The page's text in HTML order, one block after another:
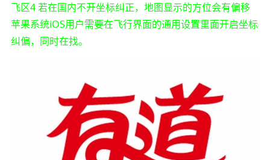
飞区4 若在国内不开坐标纠正，地图显示的方位会有偏移
苹果系统iOS用户需要在飞行界面的通用设置里面开启坐标
纠偏，同时在找。